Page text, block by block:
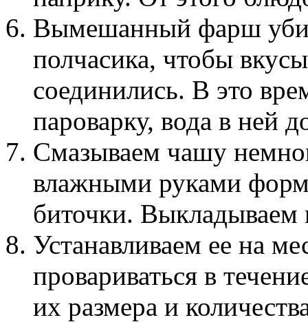
Вымешанный фарш
полчасика, чтобы
соединились. В это
пароварку, вода в ней
Смазываем чашу
влажными руками
биточки. Выкладываем
Устанавливаем ее на
провариваться в
их размера и